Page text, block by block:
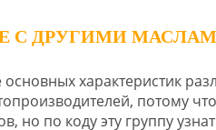
С ДРУГИМИ
основных характеристик
потому
но по коду эту группу